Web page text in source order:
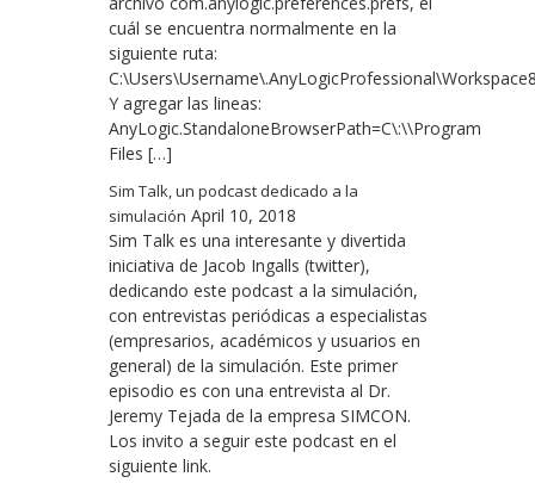
cuál se encuentra normalmente en la
siguiente ruta:
Y agregar las lineas:
AnyLogic.StandaloneBrowserPath=C\:\\Program
Files […]
Sim Talk, un podcast dedicado a la
simulación April 10, 2018
Sim Talk es una interesante y divertida
iniciativa de Jacob Ingalls (twitter),
dedicando este podcast a la simulación,
con entrevistas periódicas a especialistas
(empresarios, académicos y usuarios en
general) de la simulación. Este primer
episodio es con una entrevista al Dr.
Jeremy Tejada de la empresa SIMCON.
Los invito a seguir este podcast en el
siguiente link.